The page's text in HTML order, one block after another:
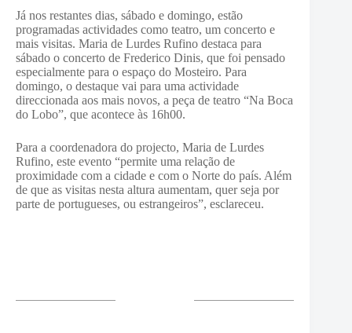
Já nos restantes dias, sábado e domingo, estão
programadas actividades como teatro, um concerto e
mais visitas. Maria de Lurdes Rufino destaca para
sábado o concerto de Frederico Dinis, que foi pensado
especialmente para o espaço do Mosteiro. Para
domingo, o destaque vai para uma actividade
direccionada aos mais novos, a peça de teatro “Na Boca
do Lobo”, que acontece às 16h00.
Para a coordenadora do projecto, Maria de Lurdes
Rufino, este evento “permite uma relação de
proximidade com a cidade e com o Norte do país. Além
de que as visitas nesta altura aumentam, quer seja por
parte de portugueses, ou estrangeiros”, esclareceu.